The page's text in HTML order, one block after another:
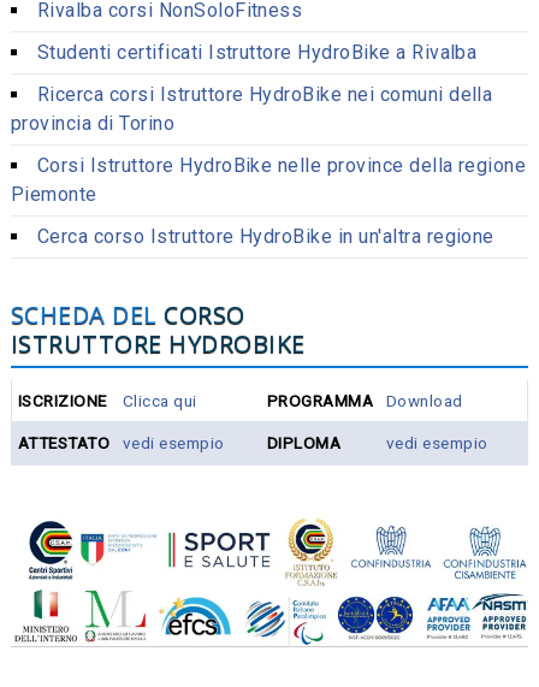
Rivalba corsi NonSoloFitness
Studenti certificati Istruttore HydroBike a Rivalba
Ricerca corsi Istruttore HydroBike nei comuni della
provincia di Torino
Corsi Istruttore HydroBike nelle province della regione
Piemonte
Cerca corso Istruttore HydroBike in un'altra regione
SCHEDA DELCORSO
ISTRUTTORE HYDROBIKE
ISCRIZIONE Clicca qui PROGRAMMA Download
ATTESTATO vedi esempio DIPLOMA vedi esempio